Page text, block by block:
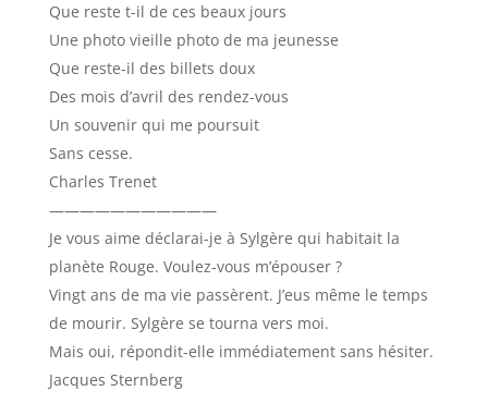
Que reste t-il de ces beaux jours
Une photo vieille photo de ma jeunesse
Que reste-il des billets doux
Des mois d’avril des rendez-vous
Un souvenir qui me poursuit
Sans cesse.
Charles Trenet
———————————
Je vous aime déclarai-je à Sylgère qui habitait la
planète Rouge. Voulez-vous m’épouser ?
Vingt ans de ma vie passèrent. J’eus même le temps
de mourir. Sylgère se tourna vers moi.
Mais oui, répondit-elle immédiatement sans hésiter.
Jacques Sternberg